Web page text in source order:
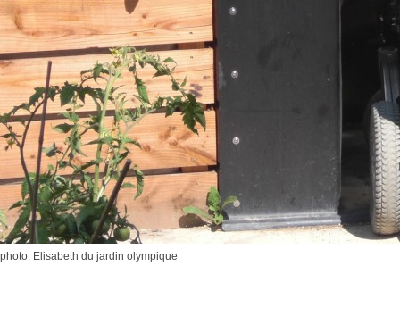
photo: Elisabeth du jardin olympique